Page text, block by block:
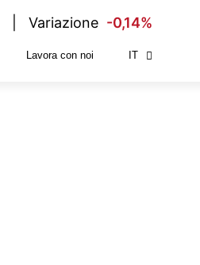
Variazione -0,14%
Lavora con noi IT